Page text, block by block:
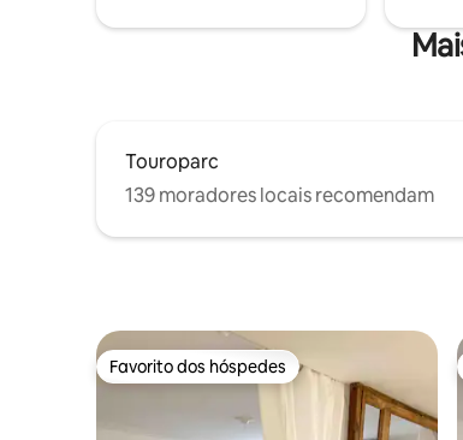
Touroparc
139 moradores locais recomendam
Favorito dos hóspedes
Favorito dos hóspedes